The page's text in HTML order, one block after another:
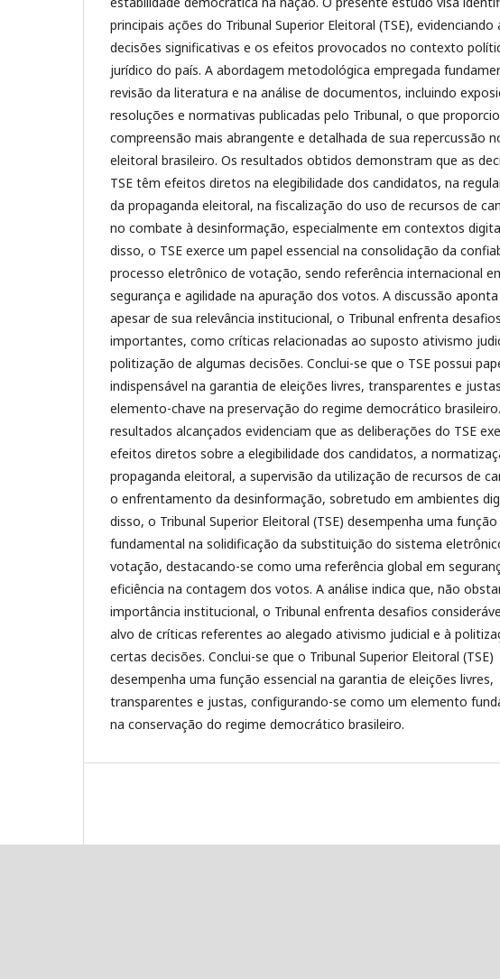
principais ações do Tribunal Superior Eleitoral (TSE), evidenciando
decisões significativas e os efeitos provocados no contexto
jurídico do país. A abordagem metodológica empregada
revisão da literatura e na análise de documentos, incluindo
resoluções e normativas publicadas pelo Tribunal, o que
compreensão mais abrangente e detalhada de sua repercussão
eleitoral brasileiro. Os resultados obtidos demonstram que as
TSE têm efeitos diretos na elegibilidade dos candidatos, na
da propaganda eleitoral, na fiscalização do uso de recursos de
no combate à desinformação, especialmente em contextos
disso, o TSE exerce um papel essencial na consolidação da
processo eletrônico de votação, sendo referência internacional
segurança e agilidade na apuração dos votos. A discussão
apesar de sua relevância institucional, o Tribunal enfrenta desafios
importantes, como críticas relacionadas ao suposto ativismo
politização de algumas decisões. Conclui-se que o TSE possui
indispensável na garantia de eleições livres, transparentes e
elemento-chave na preservação do regime democrático
resultados alcançados evidenciam que as deliberações do TSE
efeitos diretos sobre a elegibilidade dos candidatos, a
propaganda eleitoral, a supervisão da utilização de recursos de
o enfrentamento da desinformação, sobretudo em ambientes
disso, o Tribunal Superior Eleitoral (TSE) desempenha uma função
fundamental na solidificação da substituição do sistema
votação, destacando-se como uma referência global em
eficiência na contagem dos votos. A análise indica que, não
importância institucional, o Tribunal enfrenta desafios
alvo de críticas referentes ao alegado ativismo judicial e à
certas decisões. Conclui-se que o Tribunal Superior Eleitoral (TSE)
desempenha uma função essencial na garantia de eleições livres,
transparentes e justas, configurando-se como um elemento
na conservação do regime democrático brasileiro.